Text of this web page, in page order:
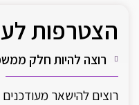
הצטרפות
רוצה להיות חלק
רוצים להישאר